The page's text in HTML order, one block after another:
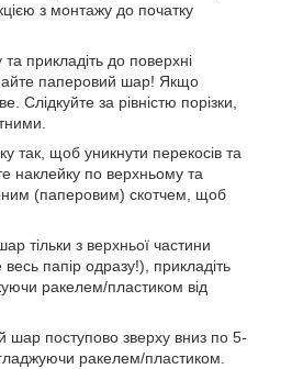
з монтажу до початку
та прикладіть до поверхні
паперовий шар! Якщо
Слідкуйте за рівністю порізки,
так, щоб уникнути перекосів та
наклейку по верхньому та
(паперовим) скотчем, щоб
тільки з верхньої частини
папір одразу!), прикладіть
ракелем/пластиком від
шар поступово зверху вниз по 5-
ракелем/пластиком.